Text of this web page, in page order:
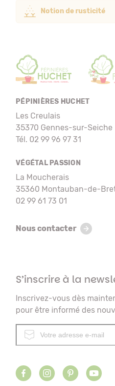
Notion de rusticité
PÉPINIÈRES HUCHET
Les Creulais
35370 Gennes-sur-Seiche
Tél. 02 99 96 97 31
VÉGÉTAL PASSION
La Moucherais
35360 Montauban-de-
02 99 61 73 01
Nous contacter
S’inscrire à la
Inscrivez-vous dès
pour être informé des